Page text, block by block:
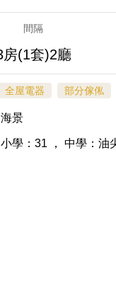
間隔
房(1套)2廳
全屋電器 部分傢俬
海景
小學：31 ， 中學：油